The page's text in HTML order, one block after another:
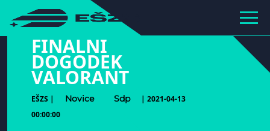
hihiiiiiiiiiii
FINALNI
DOGODEK
VALORANT
EŠZS | Novice Sdp
| 2021-04-13
00:00:00